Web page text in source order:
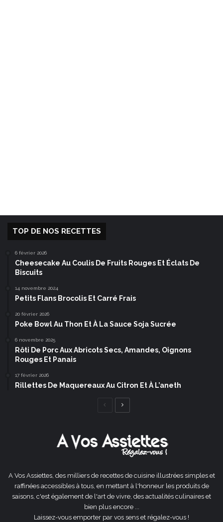
TOP DE NOS RECETTES
6 février 2026
Cheesecake Au Coulis De Fruits Rouges Et Éclats De
Biscuits
14 novembre 2024
Petits Flans Brocolis Et Carré Frais
20 février 2026
Poke Bowl Au Thon Et À La Sauce Soja Sucrée
6 novembre 2025
Rôti De Porc Aux Abricots Secs, Amandes, Oignons
Rouges Et Panais
17 février 2026
Rillettes De Maquereaux Au Citron Et À L’aneth
Page
A Vos Assiettes, des milliers de recettes de cuisine illustrées simples et
raffinées accessibles à tous, en mettant à l'honneur les produits de
saisons, c'est également de l'art de vivre, des actualités culinaires et
bien plus encore ...
Laissez-vous emporter par vos sens et régalez-vous !